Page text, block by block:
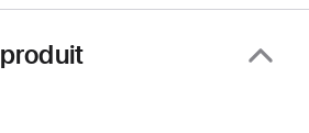
fenêtre)